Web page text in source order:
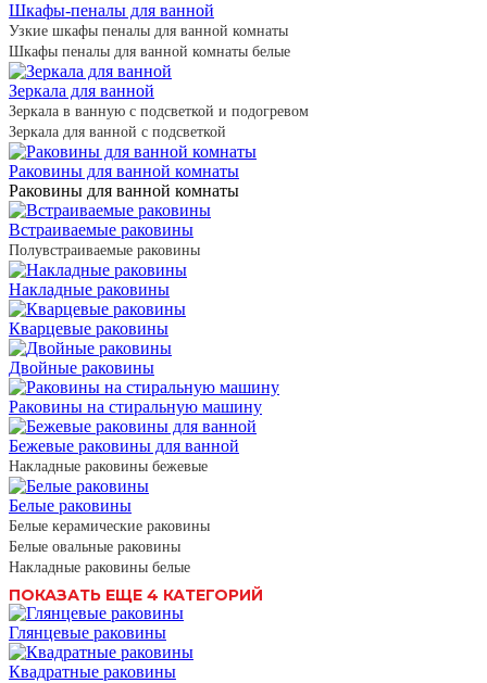
Шкафы-пеналы для ванной
Узкие шкафы пеналы для ванной комнаты
Шкафы пеналы для ванной комнаты белые
Зеркала для ванной
Зеркала в ванную с подсветкой и подогревом
Зеркала для ванной с подсветкой
Раковины для ванной комнаты
Раковины для ванной комнаты
Встраиваемые раковины
Полувстраиваемые раковины
Накладные раковины
Кварцевые раковины
Двойные раковины
Раковины на стиральную машину
Бежевые раковины для ванной
Накладные раковины бежевые
Белые раковины
Белые керамические раковины
Белые овальные раковины
Накладные раковины белые
ПОКАЗАТЬ ЕЩЕ 4 КАТЕГОРИЙ
Глянцевые раковины
Квадратные раковины